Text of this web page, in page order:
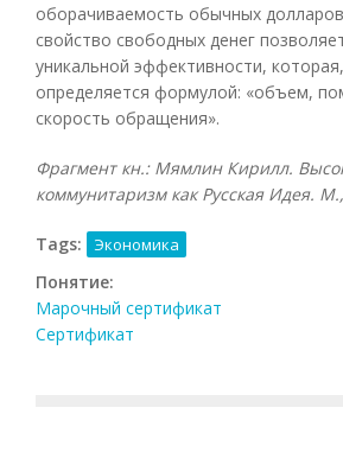
оборачиваемость обычных
свойство свободных денег
уникальной эффективности,
определяется формулой: «объем,
скорость обращения».
Фрагмент кн.: Мямлин Кирилл.
коммунитаризм как Русская Идея.
Tags: Экономика
Понятие:
Марочный сертификат
Сертификат